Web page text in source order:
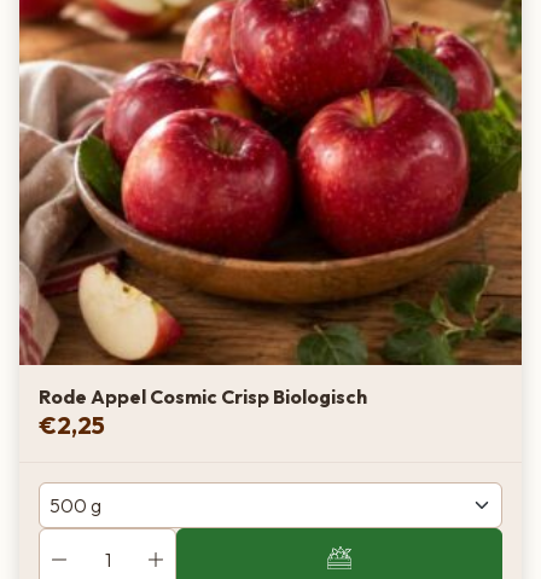
Rode Appel Cosmic Crisp Biologisch
€2,25